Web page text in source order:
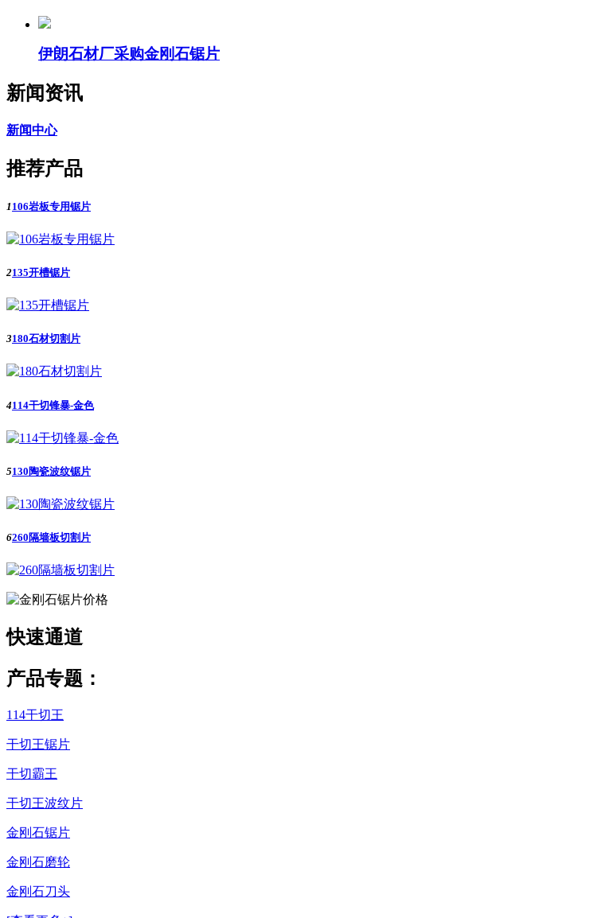
伊朗石材厂采购金刚石锯片
新闻资讯
新闻中心
推荐产品
1 106岩板专用锯片
2135开槽锯片
3180石材切割片
4114干切锋暴-金色
5130陶瓷波纹锯片
6260隔墙板切割片
快速通道
产品专题：
114干切王
干切王锯片
干切霸王
干切王波纹片
金刚石锯片
金刚石磨轮
金刚石刀头